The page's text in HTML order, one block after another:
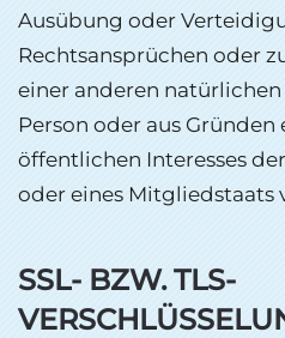
Ausübung oder
Rechtsansprüchen oder
einer anderen
Person oder aus
öffentlichen Interesses
oder eines Mitgliedstaats
SSL- BZW. TLS-